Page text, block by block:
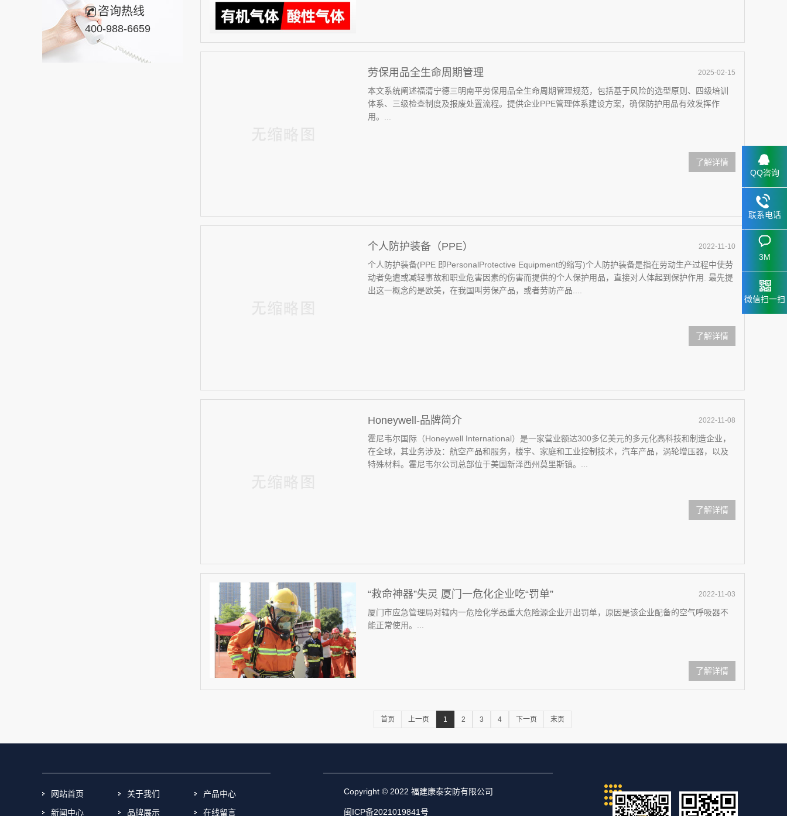
咨询热线
400-988-6659
2025-02-15
劳保用品全生命周期管理
本文系统阐述福清宁德三明南平劳保用品全生命周期管理规范，包括基于风险的选型原则、四级培训
体系、三级检查制度及报废处置流程。提供企业PPE管理体系建设方案，确保防护用品有效发挥作
用。...
了解详情
2022-11-10
个人防护装备（PPE）
个人防护装备(PPE 即PersonalProtective Equipment的缩写)个人防护装备是指在劳动生产过程中使劳
动者免遭或减轻事故和职业危害因素的伤害而提供的个人保护用品，直接对人体起到保护作用. 最先提
出这一概念的是欧美，在我国叫劳保产品，或者劳防产品....
了解详情
2022-11-08
Honeywell-品牌简介
霍尼韦尔国际（Honeywell International）是一家营业额达300多亿美元的多元化高科技和制造企业，
在全球，其业务涉及：航空产品和服务，楼宇、家庭和工业控制技术，汽车产品，涡轮增压器，以及
特殊材料。霍尼韦尔公司总部位于美国新泽西州莫里斯镇。...
了解详情
2022-11-03
“救命神器”失灵 厦门一危化企业吃“罚单”
厦门市应急管理局对辖内一危险化学品重大危险源企业开出罚单，原因是该企业配备的空气呼吸器不
能正常使用。...
了解详情
首页 上一页 1 2 3 4 下一页 末页
网站首页 关于我们
产品中心
新闻中心
品牌展示 在线留言
Copyright © 2022 福建康泰安防有限公司
闽ICP备2021019841号
QQ咨询
联系电话
3M
微信扫一扫